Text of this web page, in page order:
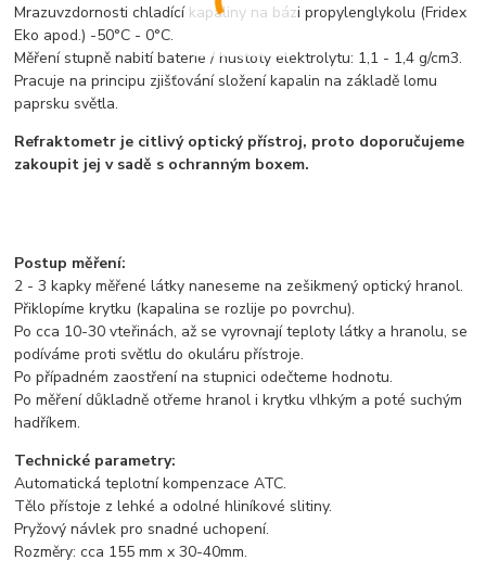
Mrazuvzdornosti chladící kapaliny na bázi propylenglykolu (Fridex
Eko apod.) -50°C - 0°C.
Měření stupně nabití baterie / hustoty elektrolytu: 1,1 - 1,4 g/cm3.
Pracuje na principu zjišťování složení kapalin na základě lomu
paprsku světla.
Refraktometr je citlivý optický přístroj, proto doporučujeme
zakoupit jej v sadě s ochranným boxem.
Postup měření:
2 - 3 kapky měřené látky naneseme na zešikmený optický hranol.
Přiklopíme krytku (kapalina se rozlije po povrchu).
Po cca 10-30 vteřinách, až se vyrovnají teploty látky a hranolu, se
podíváme proti světlu do okuláru přístroje.
Po případném zaostření na stupnici odečteme hodnotu.
Po měření důkladně otřeme hranol i krytku vlhkým a poté suchým
hadříkem.
Technické parametry:
Automatická teplotní kompenzace ATC.
Tělo přístoje z lehké a odolné hliníkové slitiny.
Pryžový návlek pro snadné uchopení.
Rozměry: cca 155 mm x 30-40mm.